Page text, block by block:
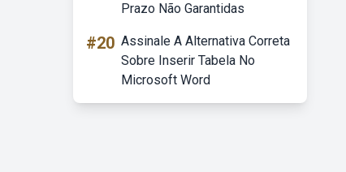
Prazo Não Garantidas
#20 Assinale A Alternativa Correta
Sobre Inserir Tabela No
Microsoft Word